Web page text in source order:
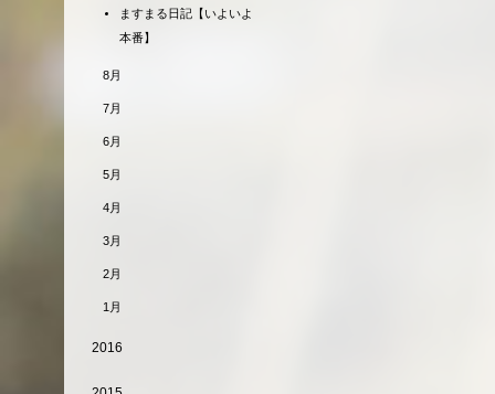
ますまる日記【いよいよ
本番】
8月
7月
6月
5月
4月
3月
2月
1月
2016